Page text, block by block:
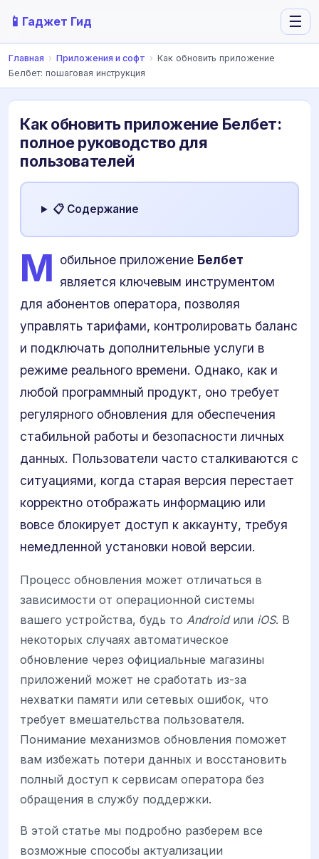
📱 Гаджет Гид ☰
Главная › Приложения и софт › Как обновить приложение
Белбет: пошаговая инструкция
Как обновить приложение Белбет:
полное руководство для
пользователей
📋 Содержание
М обильное приложение Белбет
является ключевым инструментом
для абонентов оператора, позволяя
управлять тарифами, контролировать баланс
и подключать дополнительные услуги в
режиме реального времени. Однако, как и
любой программный продукт, оно требует
регулярного обновления для обеспечения
стабильной работы и безопасности личных
данных. Пользователи часто сталкиваются с
ситуациями, когда старая версия перестает
корректно отображать информацию или
вовсе блокирует доступ к аккаунту, требуя
немедленной установки новой версии.
Процесс обновления может отличаться в
зависимости от операционной системы
вашего устройства, будь то Androidили iOS. В
некоторых случаях автоматическое
обновление через официальные магазины
приложений может не сработать из-за
нехватки памяти или сетевых ошибок, что
требует вмешательства пользователя.
Понимание механизмов обновления поможет
вам избежать потери данных и восстановить
полный доступ к сервисам оператора без
обращения в службу поддержки.
В этой статье мы подробно разберем все
возможные способы актуализации